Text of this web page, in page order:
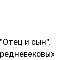
и сын".